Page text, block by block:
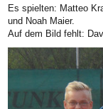
Es spielten: Matteo
und Noah Maier.
Auf dem Bild fehlt: